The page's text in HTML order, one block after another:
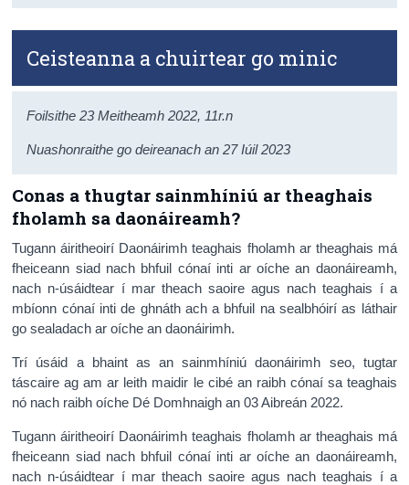
Ceisteanna a chuirtear go minic
Foilsithe 23 Meitheamh 2022, 11r.n
Nuashonraithe go deireanach an 27 Iúil 2023
Conas a thugtar sainmhíniú ar theaghais
fholamh sa daonáireamh?
Tugann áiritheoirí Daonáirimh teaghais fholamh ar theaghais má
fheiceann siad nach bhfuil cónaí inti ar oíche an daonáireamh,
nach n-úsáidtear í mar theach saoire agus nach teaghais í a
mbíonn cónaí inti de ghnáth ach a bhfuil na sealbhóirí as láthair
go sealadach ar oíche an daonáirimh.
Trí úsáid a bhaint as an sainmhíniú daonáirimh seo, tugtar
táscaire ag am ar leith maidir le cibé an raibh cónaí sa teaghais
nó nach raibh oíche Dé Domhnaigh an 03 Aibreán 2022.
Tugann áiritheoirí Daonáirimh teaghais fholamh ar theaghais má
fheiceann siad nach bhfuil cónaí inti ar oíche an daonáireamh,
nach n-úsáidtear í mar theach saoire agus nach teaghais í a